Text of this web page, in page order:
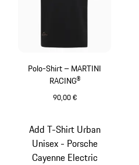
Polo-Shirt – MARTINI
RACING®
90,00 €
Add T-Shirt Urban
Unisex - Porsche
Cayenne Electric